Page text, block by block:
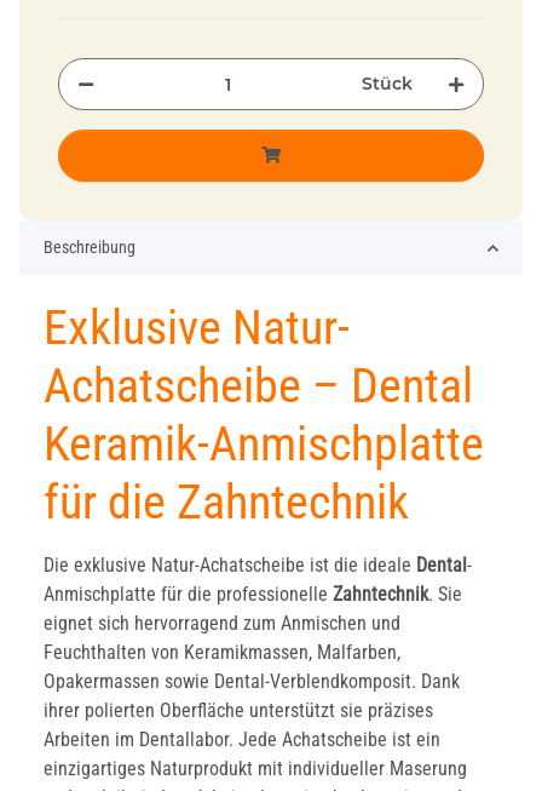
Stück
Beschreibung
Exklusive Natur-
Achatscheibe – Dental
Keramik-Anmischplatte
für die Zahntechnik
Die exklusive Natur-Achatscheibe ist die ideale Dental -
Anmischplatte für die professionelle Zahntechnik. Sie
eignet sich hervorragend zum Anmischen und
Feuchthalten von Keramikmassen, Malfarben,
Opakermassen sowie Dental-Verblendkomposit. Dank
ihrer polierten Oberfläche unterstützt sie präzises
Arbeiten im Dentallabor. Jede Achatscheibe ist ein
einzigartiges Naturprodukt mit individueller Maserung